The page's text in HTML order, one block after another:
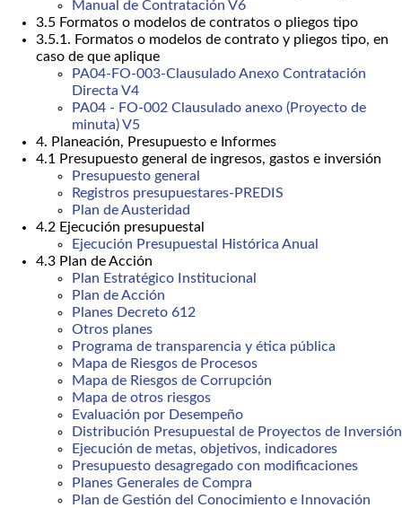
Manual de Contratación V6
3.5 Formatos o modelos de contratos o pliegos tipo
3.5.1. Formatos o modelos de contrato y pliegos tipo, en
caso de que aplique
PA04-FO-003-Clausulado Anexo Contratación
Directa V4
PA04 - FO-002 Clausulado anexo (Proyecto de
minuta) V5
4. Planeación, Presupuesto e Informes
4.1 Presupuesto general de ingresos, gastos e inversión
Presupuesto general
Registros presupuestares-PREDIS
Plan de Austeridad
4.2 Ejecución presupuestal
Ejecución Presupuestal Histórica Anual
4.3 Plan de Acción
Plan Estratégico Institucional
Plan de Acción
Planes Decreto 612
Otros planes
Programa de transparencia y ética pública
Mapa de Riesgos de Procesos
Mapa de Riesgos de Corrupción
Mapa de otros riesgos
Evaluación por Desempeño
Distribución Presupuestal de Proyectos de Inversión
Ejecución de metas, objetivos, indicadores
Presupuesto desagregado con modificaciones
Planes Generales de Compra
Plan de Gestión del Conocimiento e Innovación